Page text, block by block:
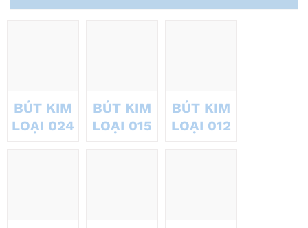
BÚT KIM
LOẠI 024
BÚT KIM
LOẠI 015
BÚT KIM
LOẠI 012